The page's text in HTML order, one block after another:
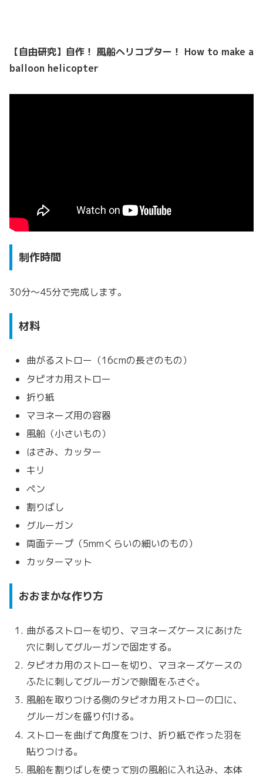
【自由研究】自作！ 風船ヘリコプター！ How to make a
balloon helicopter
制作時間
30分～45分で完成します。
材料
曲がるストロー（16cmの長さのもの）
タピオカ用ストロー
折り紙
マヨネーズ用の容器
風船（小さいもの）
はさみ、カッター
キリ
ペン
割りばし
グルーガン
両面テープ（5mmくらいの細いのもの）
カッターマット
おおまかな作り方
曲がるストローを切り、マヨネーズケースにあけた
穴に刺してグルーガンで固定する。
タピオカ用のストローを切り、マヨネーズケースの
ふたに刺してグルーガンで隙間をふさぐ。
風船を取りつける側のタピオカ用ストローの口に、
グルーガンを盛り付ける。
ストローを曲げて角度をつけ、折り紙で作った羽を
貼りつける。
風船を割りばしを使って別の風船に入れ込み、本体